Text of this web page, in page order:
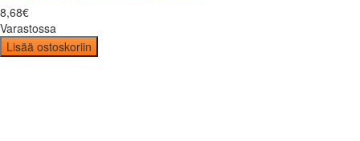
8,68€
Varastossa
Lisää ostoskoriin